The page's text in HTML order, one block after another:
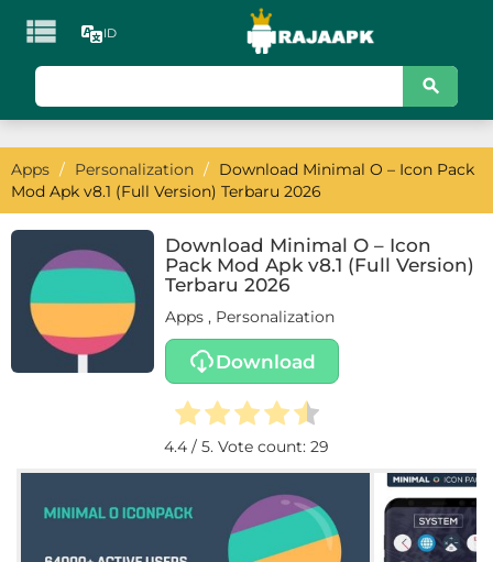
 ID
Games
Action
Arcade
Board
Card
Casual
Educational
Apps / Personalization / Download Minimal O – Icon Pack
Mod Apk v8.1 (Full Version) Terbaru 2026
Download Minimal O – Icon
Pack Mod Apk v8.1 (Full Version)
Terbaru 2026
Apps , Personalization
Download
4.4 / 5. Vote count: 29